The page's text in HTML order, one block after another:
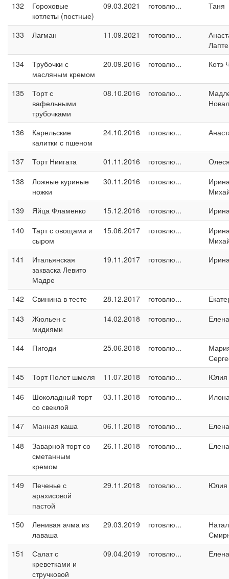
132
Гороховые
котлеты (постные)
09.03.2021 готовлю... Таня
133 Лагман 11.09.2021 готовлю...
134
Трубочки с
масляным кремом
20.09.2016 готовлю... Котэ
135
Торт с
вафельными
трубочками
08.10.2016 готовлю...
136
Карельские
калитки с пшеном
24.10.2016 готовлю...
137 Торт Ниигата 01.11.2016 готовлю...
138
Ложные куриные
ножки
30.11.2016 готовлю...
139
Яйца Фламенко 15.12.2016 готовлю...
140
Тарт с овощами и
сыром
15.06.2017 готовлю...
141
Итальянская
закваска Левито
Мадре
19.11.2017 готовлю...
142 Свинина в тесте 28.12.2017 готовлю...
143
Жюльен с
мидиями
14.02.2018 готовлю...
144 Пигоди 25.06.2018 готовлю...
145
Торт Полет шмеля 11.07.2018 готовлю...
Юлия
146
Шоколадный торт
со свеклой
03.11.2018 готовлю...
147 Манная каша 06.11.2018 готовлю...
148
Заварной торт со
сметанным
кремом
26.11.2018 готовлю...
149
Печенье с
арахисовой
пастой
29.11.2018 готовлю... Юлия
150
Ленивая ачма из
лаваша
29.03.2019 готовлю...
151
Салат с
креветками и
стручковой
09.04.2019 готовлю...